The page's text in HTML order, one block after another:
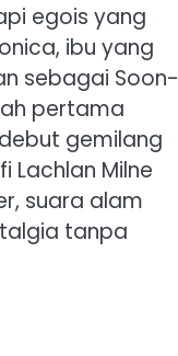
egois yang
ibu yang
sebagai Soon-
pertama
gemilang
Milne
suara alam
tanpa